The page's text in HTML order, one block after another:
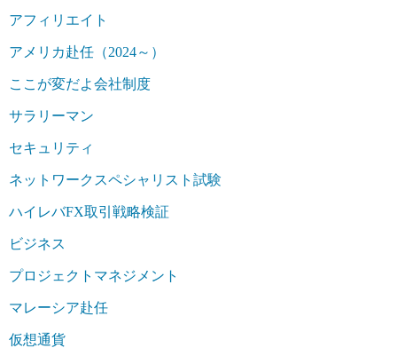
アフィリエイト
アメリカ赴任（2024～）
ここが変だよ会社制度
サラリーマン
セキュリティ
ネットワークスペシャリスト試験
ハイレバFX取引戦略検証
ビジネス
プロジェクトマネジメント
マレーシア赴任
仮想通貨